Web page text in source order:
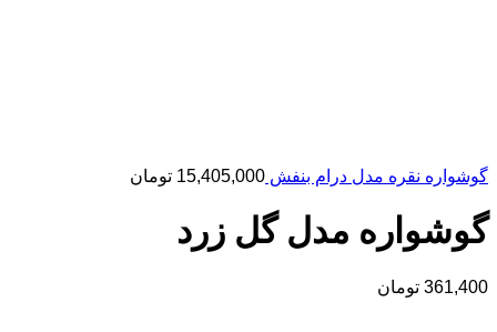
گوشواره نقره مدل درام بنفش 15,405,000 تومان
گوشواره مدل گل زرد
361,400 تومان